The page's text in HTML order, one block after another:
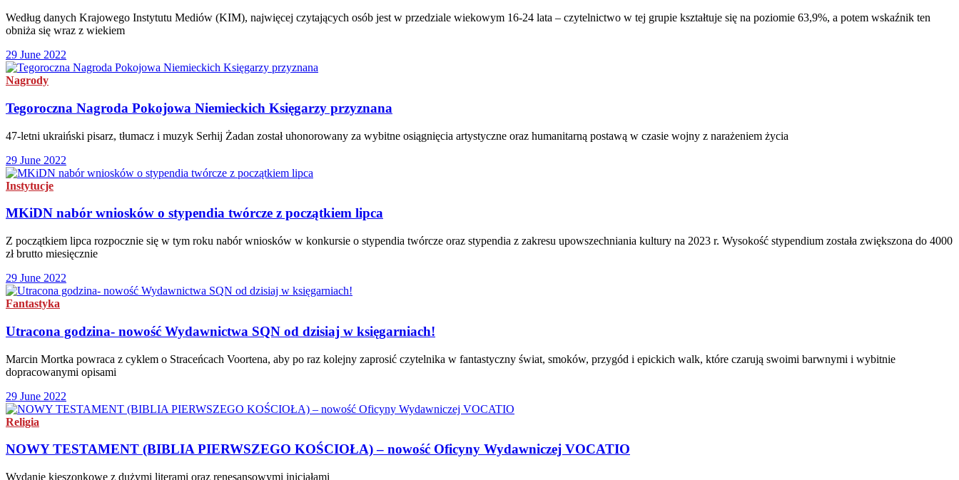
Według danych Krajowego Instytutu Mediów (KIM), najwięcej czytających osób jest w przedziale wiekowym 16-24 lata – czytelnictwo w tej grupie kształtuje się na poziomie 63,9%, a potem wskaźnik ten
obniża się wraz z wiekiem
29 June 2022
Nagrody
Tegoroczna Nagroda Pokojowa Niemieckich Księgarzy przyznana
47-letni ukraiński pisarz, tłumacz i muzyk Serhij Żadan został uhonorowany za wybitne osiągnięcia artystyczne oraz humanitarną postawą w czasie wojny z narażeniem życia
29 June 2022
Instytucje
MKiDN nabór wniosków o stypendia twórcze z początkiem lipca
Z początkiem lipca rozpocznie się w tym roku nabór wniosków w konkursie o stypendia twórcze oraz stypendia z zakresu upowszechniania kultury na 2023 r. Wysokość stypendium została zwiększona do 4000
zł brutto miesięcznie
29 June 2022
Fantastyka
Utracona godzina- nowość Wydawnictwa SQN od dzisiaj w księgarniach!
Marcin Mortka powraca z cyklem o Straceńcach Voortena, aby po raz kolejny zaprosić czytelnika w fantastyczny świat, smoków, przygód i epickich walk, które czarują swoimi barwnymi i wybitnie
dopracowanymi opisami
29 June 2022
Religia
NOWY TESTAMENT (BIBLIA PIERWSZEGO KOŚCIOŁA) – nowość Oficyny Wydawniczej VOCATIO
Wydanie kieszonkowe z dużymi literami oraz renesansowymi inicjałami